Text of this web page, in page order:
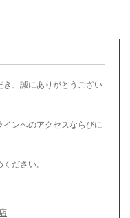
き、誠にありがとうござい
ンへのアクセスならびに
ださい。